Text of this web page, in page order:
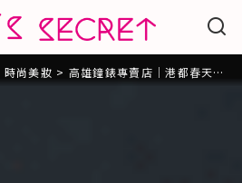
時尚美妝 > 高雄鐘錶專賣店｜港都春天鐘錶。全公司貨完整售後服務